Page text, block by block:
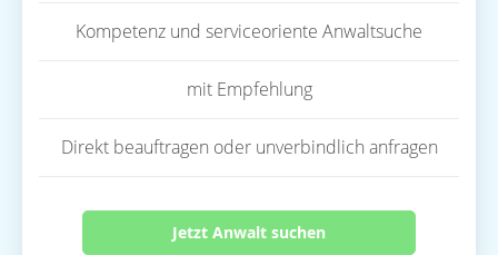
Kompetenz und serviceoriente Anwaltsuche
mit Empfehlung
Direkt beauftragen oder unverbindlich anfragen
Jetzt Anwalt suchen